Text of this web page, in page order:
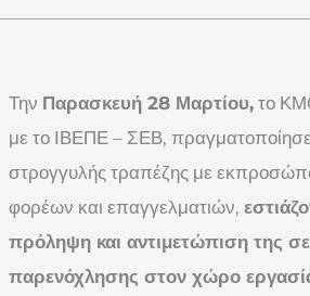
Την Παρασκευή 28 Μαρτίου, το
με το ΙΒΕΠΕ – ΣΕΒ,
στρογγυλής τραπέζης με
φορέων και επαγγελματιών,
πρόληψη και αντιμετώπιση της
παρενόχλησης στον χώρο